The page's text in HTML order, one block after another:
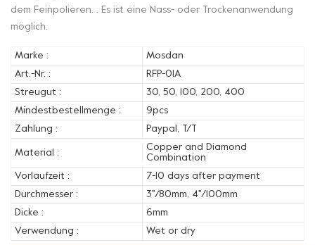
dem Feinpolieren. . Es ist eine Nass- oder Trockenanwendung
möglich.
Marke :
Mosdan
Art.-Nr. :
RFP-01A
Streugut :
30, 50, 100, 200, 400
Mindestbestellmenge :
9pcs
Zahlung :
Paypal, T/T
Material :
Copper and Diamond
Combination
Vorlaufzeit :
7-10 days after payment
Durchmesser :
3''/80mm, 4''/100mm
Dicke :
6mm
Verwendung :
Wet or dry